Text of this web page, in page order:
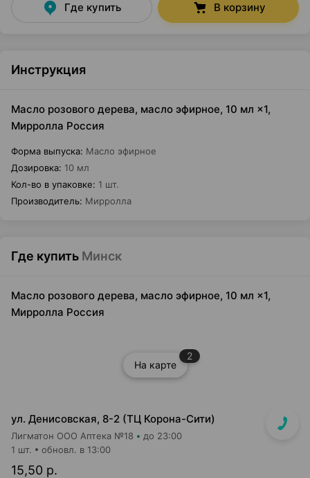
Где купить В корзину
Инструкция
Масло розового дерева, масло эфирное, 10 мл ×1,
Мирролла Россия
Форма выпуска: Масло эфирное
Дозировка: 10 мл
Кол-во в упаковке: 1 шт.
Производитель: Мирролла
Где купить Минск
Масло розового дерева, масло эфирное, 10 мл ×1,
Мирролла Россия
На карте
2
ул. Денисовская, 8-2 (ТЦ Корона-Сити)
Лигматон ООО Аптека №18 до 23:00
15,50 р.
1 шт. обновл. в 13:00